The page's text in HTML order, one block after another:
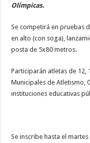
Olímpicas.
Se competirá en pruebas
en alto (con soga),
posta de 5x80 metros.
Participarán atletas de 12,
Municipales de Atletismo,
instituciones educativas
Se inscribe hasta el